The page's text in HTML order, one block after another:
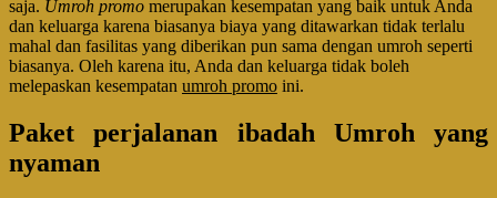
saja. Umroh promo merupakan kesempatan yang baik untuk Anda
dan keluarga karena biasanya biaya yang ditawarkan tidak terlalu
mahal dan fasilitas yang diberikan pun sama dengan umroh seperti
biasanya. Oleh karena itu, Anda dan keluarga tidak boleh
melepaskan kesempatan umroh promo ini.
Paket perjalanan ibadah Umroh yang
nyaman